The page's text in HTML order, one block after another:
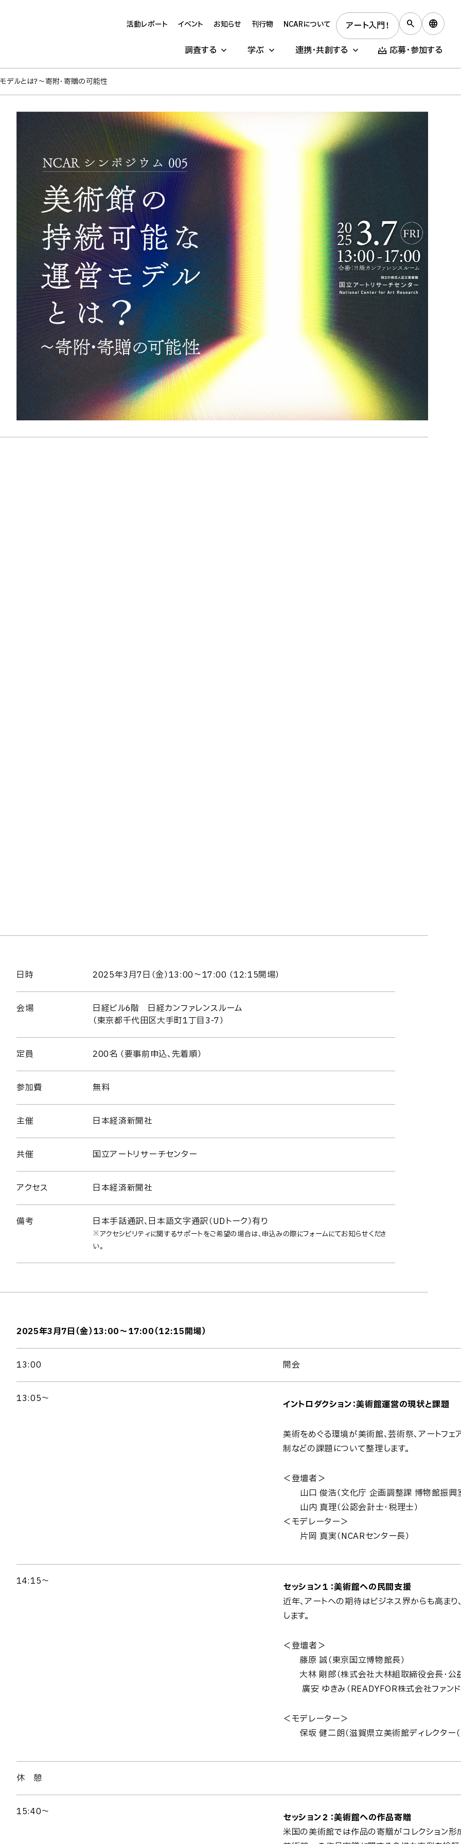
調査する 学ぶ 連携・共創する 応募・参加する
活動レポート イベント お知らせ 刊行物 NCARについて アート入門！
ルとは？～寄附・寄贈の可能性
日時 2025年3月7日（金）13:00～17:00 （12:15開場）
会場
日経ビル6階 日経カンファレンスルーム
（東京都千代田区大手町1丁目3-7）
定員 200名 （要事前申込、先着順）
参加費 無料
主催 日本経済新聞社
共催 国立アートリサーチセンター
アクセス 日本経済新聞社
備考 日本手話通訳、日本語文字通訳（UDトーク）有り
※アクセシビリティに関するサポートをご希望の場合は、申込みの際にフォームにてお知らせくださ
い。
2025年3月7日（金）13:00～17:00（12:15開場）
13:00 開会
13:05～ イントロダクション：美術館運営の現状と課題
美術をめぐる環境が美術館、芸術祭、アートフ
制などの課題について整理します。
＜登壇者＞
山口 俊浩（文化庁 企画調整課 博物館振興
山内 真理（公認会計士・税理士）
＜モデレーター＞
片岡 真実（NCARセンター長）
14:15～
セッション１：美術館への民間支援
近年、アートへの期待はビジネス界からも高まり
します。
＜登壇者＞
藤原 誠（東京国立博物館長）
大林 剛郎（株式会社大林組取締役会長・公
廣安 ゆきみ（READYFOR株式会社ファンド
＜モデレーター＞
保坂 健二朗（滋賀県立美術館ディレクター（
休 憩
15:40～
セッション２：美術館への作品寄贈
米国の美術館では作品の寄贈がコレクション形